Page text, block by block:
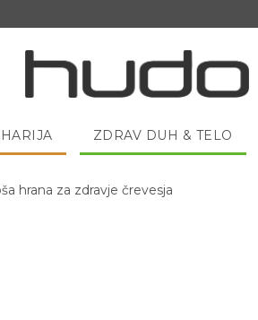
ZDRAV DUH & TELO
dobro pojesti žlico medu?